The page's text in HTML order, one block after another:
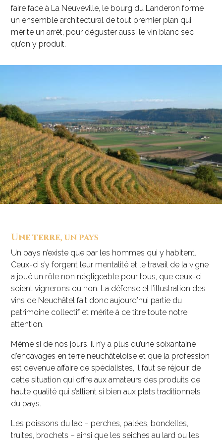
faire face à La Neuveville, le bourg du Landeron forme
un ensemble architectural de tout premier plan qui
mérite un arrêt, pour déguster aussi le vin blanc sec
qu’on y produit.
Une terre, un pays
Un pays n’existe que par les hommes qui y habitent.
Ceux-ci s’y forgent leur mentalité et le travail de la vigne
a joué un rôle non négligeable pour tous, que ceux-ci
soient vignerons ou non. La défense et l’illustration des
vins de Neuchâtel fait donc aujourd’hui partie du
patrimoine collectif et mérite à ce titre toute notre
attention.
Même si de nos jours, il n’y a plus qu’une soixantaine
d’encavages en terre neuchâteloise et que la profession
est devenue affaire de spécialistes, il faut se réjouir de
cette situation qui offre aux amateurs des produits de
haute qualité qui s’allient si bien aux plats traditionnels
du pays.
Les poissons du lac – perches, palées, bondelles,
truites, brochets – ainsi que les seiches au lard ou les